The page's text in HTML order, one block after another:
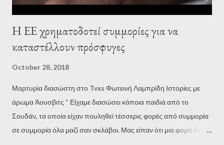
Η ΕΕ χρηματοδοτεί συμμορίες για να
καταστέλλουν πρόσφυγες
October 28, 2018
Μαρτυρία διασώστη στο Tvxs Φωτεινή Λαμπρίδη Ιστορίες με
άρωμα Άουσβιτς “ Είχαμε διασώσει κάποια παιδιά από το
Σουδάν, τα οποία είχαν πουληθεί τέσσερις φορές από συμμορία
σε συμμορία όλα μαζί σαν σκλάβοι. Μας είπαν ότι μια φορά σε μια